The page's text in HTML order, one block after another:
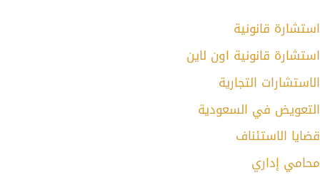
استشارة قانونية
استشارة قانونية اون لاين
الاستشارات التجارية
التعويض في السعودية
قضايا الاستئناف
محامي إداري